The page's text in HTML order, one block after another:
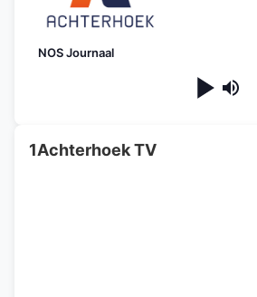
NOS Journaal
1Achterhoek TV